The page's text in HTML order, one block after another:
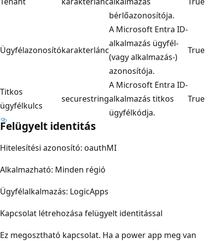
bérlőazonosítója.
Ügyfélazonosítókarakterlánc
A Microsoft Entra ID-
alkalmazás ügyfél-
(vagy alkalmazás-)
azonosítója.
True
Titkos
ügyfélkulcs
securestring
A Microsoft Entra ID-
alkalmazás titkos
ügyfélkódja.
True
Felügyelt identitás
Hitelesítési azonosító: oauthMI
Alkalmazható: Minden régió
Ügyfélalkalmazás: LogicApps
Kapcsolat létrehozása felügyelt identitással
Ez megosztható kapcsolat. Ha a power app meg van